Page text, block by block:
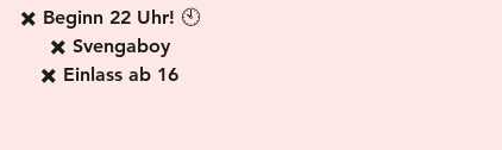
✖️ Beginn 22 Uhr! 🕙
✖️ Svengaboy
✖️ Einlass ab 16